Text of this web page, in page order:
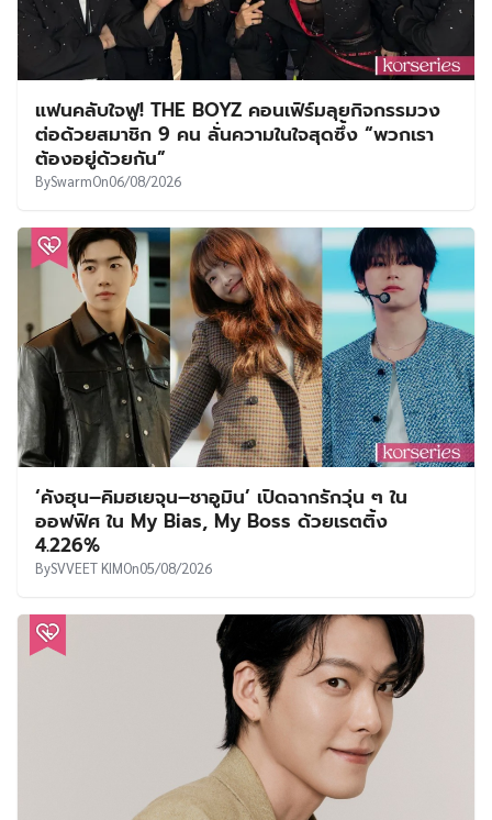
แฟนคลับใจฟู! THE BOYZ คอนเฟิร์มลุยกิจกรรมวง
ต่อด้วยสมาชิก 9 คน ลั่นความในใจสุดซึ้ง “พวกเรา
ต้องอยู่ด้วยกัน”
BySwarmOn06/08/2026
‘คังฮุน–คิมฮเยจุน–ชาอูมิน’ เปิดฉากรักวุ่น ๆ ใน
ออฟฟิศ ใน My Bias, My Boss ด้วยเรตติ้ง
4.226%
BySVVEET KIMOn05/08/2026